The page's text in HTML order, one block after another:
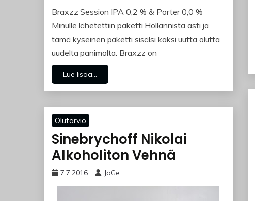
Braxzz Session IPA 0,2 % & Porter 0,0 %
Minulle lähetettiin paketti Hollannista asti ja
tämä kyseinen paketti sisälsi kaksi uutta olutta
uudelta panimolta. Braxzz on
Lue lisää...
Olutarvio
Sinebrychoff Nikolai
Alkoholiton Vehnä
7.7.2016 JaGe